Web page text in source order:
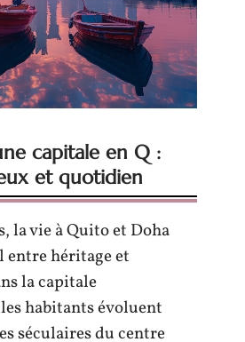
capitale en Q :
et quotidien
la vie à Quito et Doha
entre héritage et
la capitale
habitants évoluent
séculaires du centre